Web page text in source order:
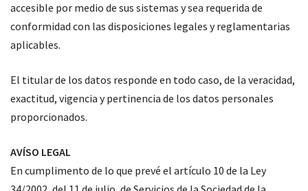
accesible por medio de sus sistemas y sea requerida de
conformidad con las disposiciones legales y reglamentarias
aplicables.
El titular de los datos responde en todo caso, de la veracidad,
exactitud, vigencia y pertinencia de los datos personales
proporcionados.
AVÍSO LEGAL
En cumplimento de lo que prevé el artículo 10 de la Ley